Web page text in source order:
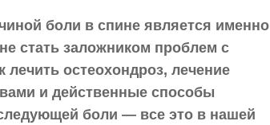
боли в спине является именно
стать заложником проблем с
лечить остеохондроз, лечение
и действенные способы
боли — все это в нашей